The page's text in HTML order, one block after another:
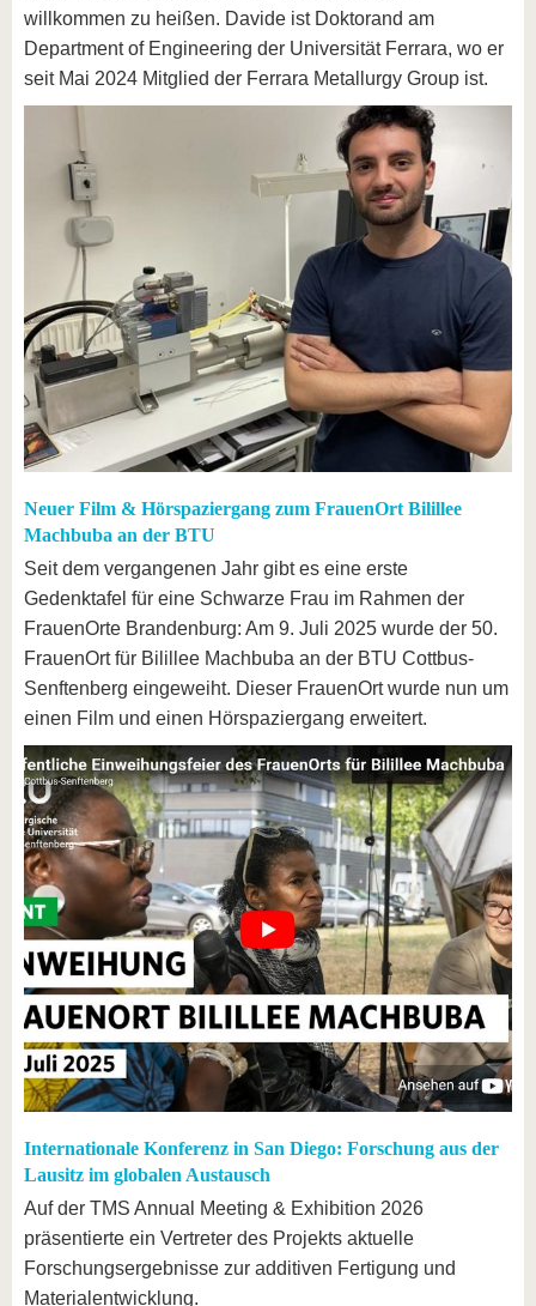
willkommen zu heißen. Davide ist Doktorand am
Department of Engineering der Universität Ferrara, wo er
seit Mai 2024 Mitglied der Ferrara Metallurgy Group ist.
Neuer Film & Hörspaziergang zum FrauenOrt Bilillee
Machbuba an der BTU
Seit dem vergangenen Jahr gibt es eine erste
Gedenktafel für eine Schwarze Frau im Rahmen der
FrauenOrte Brandenburg: Am 9. Juli 2025 wurde der 50.
FrauenOrt für Bilillee Machbuba an der BTU Cottbus-
Senftenberg eingeweiht. Dieser FrauenOrt wurde nun um
einen Film und einen Hörspaziergang erweitert.
Internationale Konferenz in San Diego: Forschung aus der
Lausitz im globalen Austausch
Auf der TMS Annual Meeting & Exhibition 2026
präsentierte ein Vertreter des Projekts aktuelle
Forschungsergebnisse zur additiven Fertigung und
Materialentwicklung.